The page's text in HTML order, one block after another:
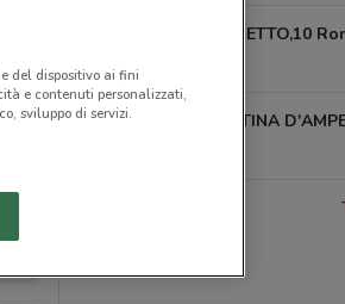
VIA GOLAMETTO,10
VIALE CORTINA
del dispositivo ai fini
e contenuti personalizzati,
sviluppo di servizi.